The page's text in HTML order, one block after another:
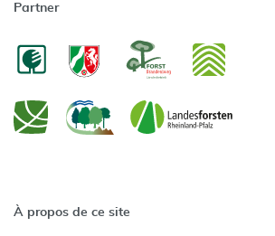
Partner
À propos de ce site